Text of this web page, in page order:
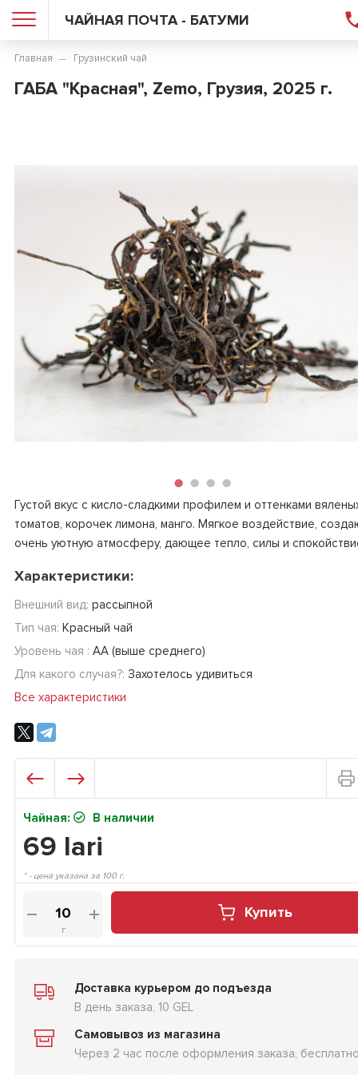
ЧАЙНАЯ ПОЧТА - БАТУМИ
Главная Грузинский чай
ГАБА "Красная", Zemo, Грузия, 2025 г.
Густой вкус с кисло-сладкими профилем и оттенками
томатов, корочек лимона, манго. Мягкое воздействие,
очень уютную атмосферу, дающее тепло, силы и
Характеристики:
Внешний вид:рассыпной
Тип чая:Красный чай
Уровень чая :АА (выше среднего)
Для какого случая?: Захотелось удивиться
Все характеристики
Чайная: В наличии
69 lari
* - цена указана за 100 г.
г
Купить
Доставка курьером до подъезда
В день заказа, 10 GEL
Самовывоз из магазина
Через 2 час после оформления заказа,